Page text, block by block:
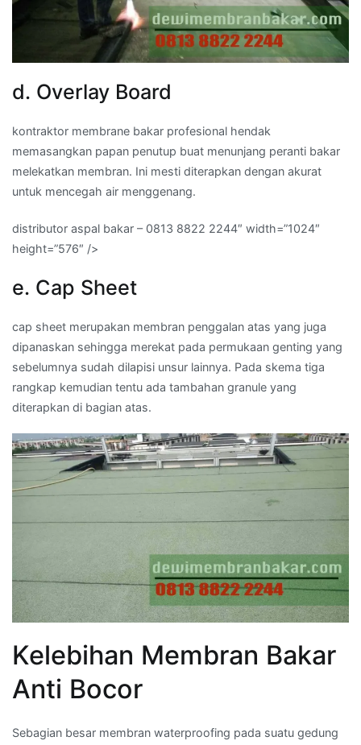
d. Overlay Board
kontraktor membrane bakar profesional hendak
memasangkan papan penutup buat menunjang peranti bakar
melekatkan membran. Ini mesti diterapkan dengan akurat
untuk mencegah air menggenang.
distributor aspal bakar – 0813 8822 2244″ width=”1024″
height=”576″ />
e. Cap Sheet
cap sheet merupakan membran penggalan atas yang juga
dipanaskan sehingga merekat pada permukaan genting yang
sebelumnya sudah dilapisi unsur lainnya. Pada skema tiga
rangkap kemudian tentu ada tambahan granule yang
diterapkan di bagian atas.
Kelebihan Membran Bakar
Anti Bocor
Sebagian besar membran waterproofing pada suatu gedung